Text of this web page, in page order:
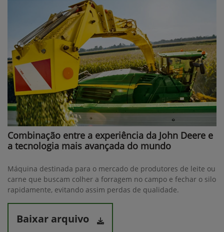
Combinação entre a experiência da John Deere e
a tecnologia mais avançada do mundo
Máquina destinada para o mercado de produtores de leite ou
carne que buscam colher a forragem no campo e fechar o silo
rapidamente, evitando assim perdas de qualidade.
Baixar arquivo